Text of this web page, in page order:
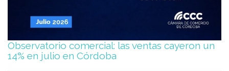
Observatorio comercial: las ventas cayeron un
14% en julio en Córdoba